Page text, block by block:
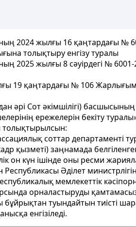
2024 жылғы 16 қаңтардағы №
толықтыру енгізу туралы
2025 жылғы 8 сәуірдегі №
19 қаңтардағы № 106
әрі Сот әкімшілігі)
ережелерін бекіту
толықтырылсын:
соттар департаменті
қызметі) заңнамада
он күн ішінде оны ресми
Республикасы Әділет
мемлекеттік
орналастыруды
бұйрықтан туындайтын тиісті
енгізіледі.